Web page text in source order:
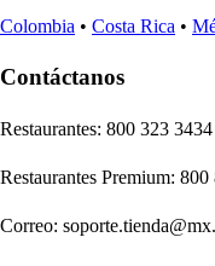
Colombia • Costa Rica •
Contáctanos
Restaurantes: 800 323 3434
Restaurantes Premium: 800
Correo: